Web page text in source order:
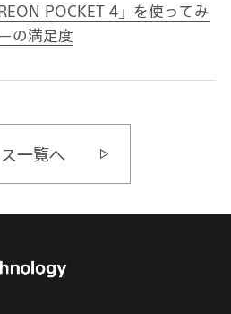
POCKET 4」を使ってみ
の満足度
一覧へ